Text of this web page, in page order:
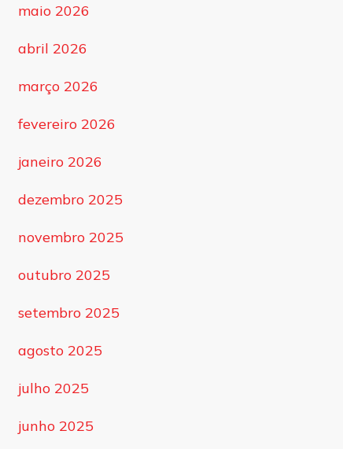
maio 2026
abril 2026
março 2026
fevereiro 2026
janeiro 2026
dezembro 2025
novembro 2025
outubro 2025
setembro 2025
agosto 2025
julho 2025
junho 2025